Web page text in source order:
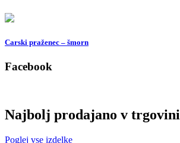
Carski praženec – šmorn
Facebook
Najbolj prodajano v trgovini
Poglej vse izdelke